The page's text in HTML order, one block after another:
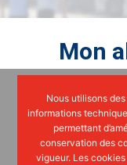
Mon
Nous utilisons
informations
permettant
conservation des
vigueur. Les